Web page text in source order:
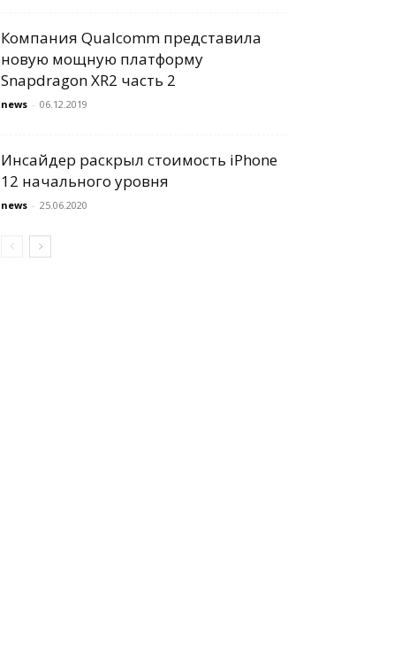
Компания Qualcomm представила
новую мощную платформу
Snapdragon XR2 часть 2
news - 06.12.2019
Инсайдер раскрыл стоимость iPhone
12 начального уровня
news - 25.06.2020